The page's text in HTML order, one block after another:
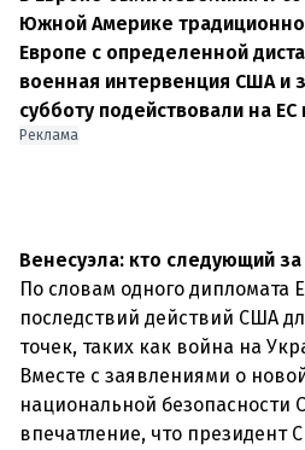
Южной Америке традиционно
Европе с определенной
военная интервенция США и
субботу подействовали на
Реклама
Венесуэла: кто следующий
По словам одного дипломата
последствий действий США
точек, таких как война на
Вместе с заявлениями о
национальной безопасности
впечатление, что президент